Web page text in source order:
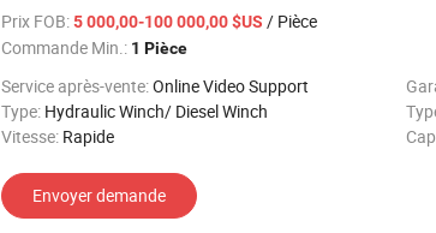
Prix FOB:5 000,00-100 000,00 $US / Pièce
Commande Min.: 1 Pièce
Service après-vente:Online Video Support
Type: Hydraulic Winch/ Diesel Winch
Vitesse: Rapide
Envoyer demande